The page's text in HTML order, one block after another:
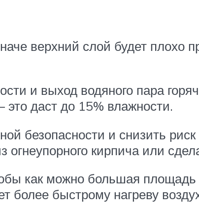
верхний слой будет плохо
и выход водяного пара
это даст до 15% влажности.
безопасности и снизить
огнеупорного кирпича или
как можно большая
более быстрому нагреву